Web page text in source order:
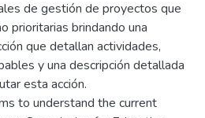
de gestión de proyectos que
prioritarias brindando una
que detallan actividades,
y una descripción detallada
esta acción.
to understand the current